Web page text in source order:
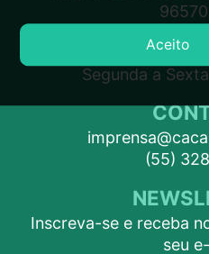
Segunda a
(55)
Inscreva-se e receba
seu
Aceito